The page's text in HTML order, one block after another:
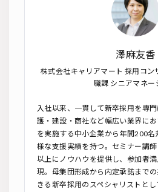
澤麻友香
株式会社キャリアマート 採用コン
職課 シニアマネー
入社以来、一貫して新卒採用を専
護・建設・商社など幅広い業界に
を実施する中小企業から年間200
様な支援実績を持つ。セミナー講
以上にノウハウを提供し、参加者
現。母集団形成から内定承諾まで
きる新卒採用のスペシャリストと